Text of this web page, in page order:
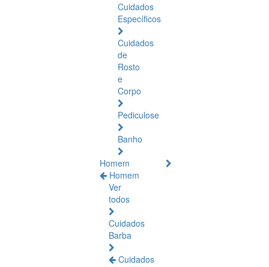
Cuidados
Específicos
Cuidados
de
Rosto
e
Corpo
Pediculose
Banho
Homem
Homem
Ver
todos
Cuidados
Barba
Cuidados